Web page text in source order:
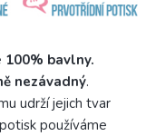
100% bavlny.
nezávadný.
udrží jejich tvar
používáme